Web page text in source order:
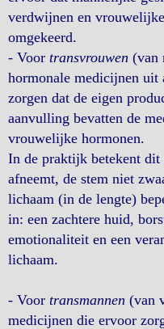
verdwijnen en
omgekeerd.
- Voor transvrouwen (van
hormonale medicijnen uit
zorgen dat de eigen
aanvulling bevatten de
vrouwelijke hormonen.
In de praktijk betekent dit
afneemt, de stem niet
lichaam (in de lengte)
in: een zachtere huid,
emotionaliteit en een
lichaam.
- Voor transmannen (van
medicijnen die ervoor